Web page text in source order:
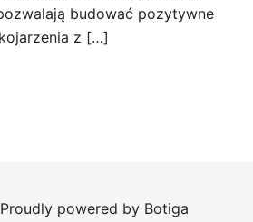
budować pozytywne
z […]
powered by Botiga